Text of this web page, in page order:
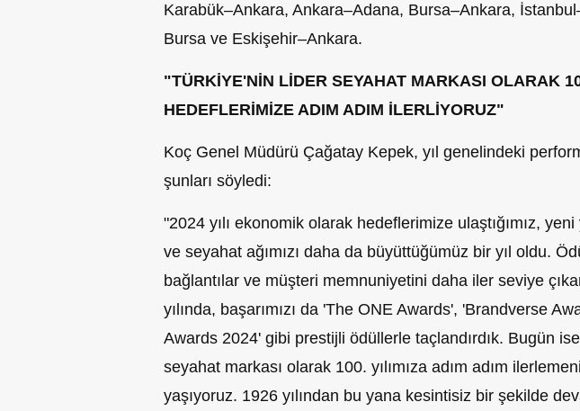
Karabük–Ankara, Ankara–Adana, Bursa–Ankara,
Bursa ve Eskişehir–Ankara.
"TÜRKİYE'NİN LİDER SEYAHAT MARKASI OLARAK
HEDEFLERİMİZE ADIM ADIM İLERLİYORUZ"
Koç Genel Müdürü Çağatay Kepek, yıl genelindeki
şunları söyledi:
"2024 yılı ekonomik olarak hedeflerimize ulaştığımız, yeni
ve seyahat ağımızı daha da büyüttüğümüz bir yıl oldu.
bağlantılar ve müşteri memnuniyetini daha iler seviye
yılında, başarımızı da 'The ONE Awards', 'Brandverse
Awards 2024' gibi prestijli ödüllerle taçlandırdık. Bugün
seyahat markası olarak 100. yılımıza adım adım
yaşıyoruz. 1926 yılından bu yana kesintisiz bir şekilde